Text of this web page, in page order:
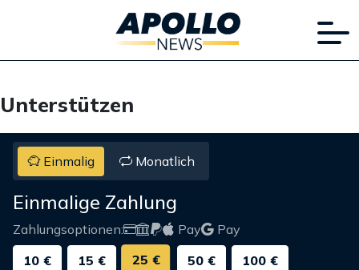
Unterstützen
Einmalig Monatlich
Einmalige Zahlung
Zahlungsoptionen: Pay
Pay
10 €
15 € 25 € 50 € 100 €